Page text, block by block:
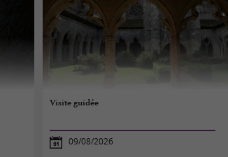
Visite guidée
09/08/2026